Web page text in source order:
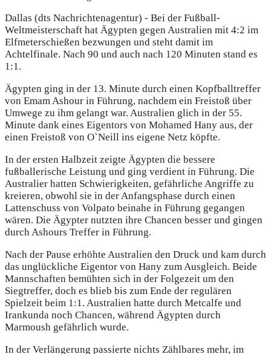
Dallas (dts Nachrichtenagentur) - Bei der Fußball-
Weltmeisterschaft hat Ägypten gegen Australien mit 4:2 im
Elfmeterschießen bezwungen und steht damit im
Achtelfinale. Nach 90 und auch nach 120 Minuten stand es
1:1.
Ägypten ging in der 13. Minute durch einen Kopfballtreffer
von Emam Ashour in Führung, nachdem ein Freistoß über
Umwege zu ihm gelangt war. Australien glich in der 55.
Minute dank eines Eigentors von Mohamed Hany aus, der
einen Freistoß von O`Neill ins eigene Netz köpfte.
In der ersten Halbzeit zeigte Ägypten die bessere
fußballerische Leistung und ging verdient in Führung. Die
Australier hatten Schwierigkeiten, gefährliche Angriffe zu
kreieren, obwohl sie in der Anfangsphase durch einen
Lattenschuss von Volpato beinahe in Führung gegangen
wären. Die Ägypter nutzten ihre Chancen besser und gingen
durch Ashours Treffer in Führung.
Nach der Pause erhöhte Australien den Druck und kam durch
das unglückliche Eigentor von Hany zum Ausgleich. Beide
Mannschaften bemühten sich in der Folgezeit um den
Siegtreffer, doch es blieb bis zum Ende der regulären
Spielzeit beim 1:1. Australien hatte durch Metcalfe und
Irankunda noch Chancen, während Ägypten durch
Marmoush gefährlich wurde.
In der Verlängerung passierte nichts Zählbares mehr, im